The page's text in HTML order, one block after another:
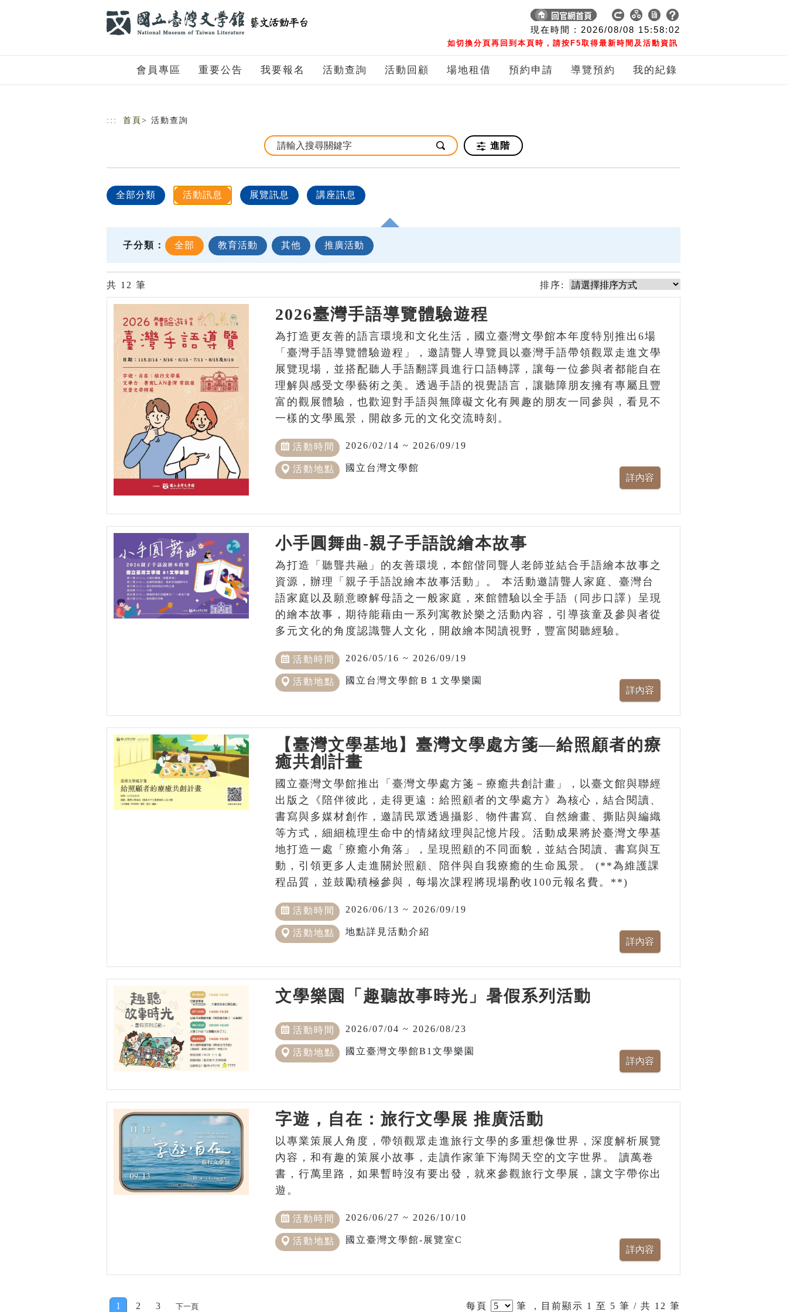
現在時間 : 2026/08/08 15:58:03
如切換分頁再回到本頁時，請按F5取得最新時間及活動資訊
會員專區 重要公告 我要報名 活動查詢 活動回顧 場地租借 預約申請 導覽預約 我的紀錄
::: 首頁 > 活動查詢
進階
全部分類 活動訊息 展覽訊息 講座訊息
子分類： 全部 教育活動 其他 推廣活動
共 12 筆 排序:
2026臺灣手語導覽體驗遊程
為打造更友善的語言環境和文化生活，國立臺灣文學館本年度特別推出6場
「臺灣手語導覽體驗遊程」，邀請聾人導覽員以臺灣手語帶領觀眾走進文學
展覽現場，並搭配聽人手語翻譯員進行口語轉譯，讓每一位參與者都能自在
理解與感受文學藝術之美。透過手語的視覺語言，讓聽障朋友擁有專屬且豐
富的觀展體驗，也歡迎對手語與無障礙文化有興趣的朋友一同參與，看見不
一樣的文學風景，開啟多元的文化交流時刻。
活動時間 2026/02/14 ~ 2026/09/19
活動地點 國立台灣文學館
小手圓舞曲-親子手語說繪本故事
為打造「聽聾共融」的友善環境，本館偕同聾人老師並結合手語繪本故事之
資源，辦理「親子手語說繪本故事活動」。 本活動邀請聾人家庭、臺灣台
語家庭以及願意瞭解母語之一般家庭，來館體驗以全手語（同步口譯）呈現
的繪本故事，期待能藉由一系列寓教於樂之活動內容，引導孩童及參與者從
多元文化的角度認識聾人文化，開啟繪本閱讀視野，豐富閱聽經驗。
活動時間 2026/05/16 ~ 2026/09/19
活動地點 國立台灣文學館Ｂ１文學樂園
【臺灣文學基地】臺灣文學處方箋—給照顧者的療
癒共創計畫
國立臺灣文學館推出「臺灣文學處方箋－療癒共創計畫」，以臺文館與聯經
出版之《陪伴彼此，走得更遠：給照顧者的文學處方》為核心，結合閱讀、
書寫與多媒材創作，邀請民眾透過攝影、物件書寫、自然繪畫、撕貼與編織
等方式，細細梳理生命中的情緒紋理與記憶片段。活動成果將於臺灣文學基
地打造一處「療癒小角落」，呈現照顧的不同面貌，並結合閱讀、書寫與互
動，引領更多人走進關於照顧、陪伴與自我療癒的生命風景。 (**為維護課
程品質，並鼓勵積極參與，每場次課程將現場酌收100元報名費。**)
活動時間 2026/06/13 ~ 2026/09/19
活動地點 地點詳見活動介紹
文學樂園「趣聽故事時光」暑假系列活動
活動時間 2026/07/04 ~ 2026/08/23
活動地點 國立臺灣文學館B1文學樂園
字遊，自在：旅行文學展 推廣活動
以專業策展人角度，帶領觀眾走進旅行文學的多重想像世界，深度解析展覽
內容，和有趣的策展小故事，走讀作家筆下海闊天空的文字世界。 讀萬卷
書，行萬里路，如果暫時沒有要出發，就來參觀旅行文學展，讓文字帶你出
遊。
活動時間 2026/06/27 ~ 2026/10/10
活動地點 國立臺灣文學館-展覽室C
1 2 3 下一頁 每頁 筆 ，目前顯示 1 至 5 筆 / 共 12 筆